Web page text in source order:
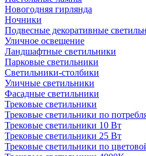
Новогодняя гирлянда
Ночники
Подвесные декоративные
Уличное освещение
Ландшафтные светильники
Парковые светильники
Светильники-столбики
Уличные светильники
Фасадные светильники
Трековые светильники
Трековые светильники по
Трековые светильники 10 Вт
Трековые светильники 25 Вт
Трековые светильники по